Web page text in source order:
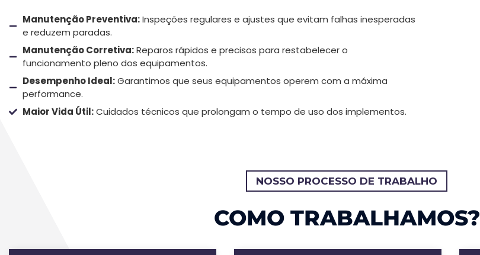
Manutenção Preventiva:Inspeções regulares e ajustes que evitam falhas inesperadas
e reduzem paradas.
Manutenção Corretiva:Reparos rápidos e precisos para restabelecer o
funcionamento pleno dos equipamentos.
Desempenho Ideal:Garantimos que seus equipamentos operem com a máxima
performance.
Maior Vida Útil:Cuidados técnicos que prolongam o tempo de uso dos implementos.
NOSSO PROCESSO DE TRABALHO
COMO TRABALHAMOS?